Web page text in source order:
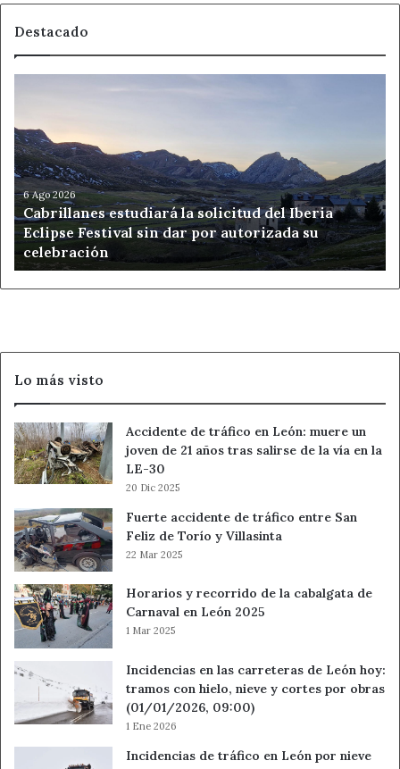
Destacado
solicitud
del
Iberia
Eclipse
Festival
sin
dar
por
autorizada
6 Ago 2026
Cabrillanes estudiará la solicitud del Iberia
Eclipse Festival sin dar por autorizada su
celebración
Lo más visto
Accidente de tráfico en León: muere un
joven de 21 años tras salirse de la vía en la
LE-30
20 Dic 2025
Fuerte accidente de tráfico entre San
Feliz de Torío y Villasinta
22 Mar 2025
Horarios y recorrido de la cabalgata de
Carnaval en León 2025
1 Mar 2025
Incidencias en las carreteras de León hoy:
tramos con hielo, nieve y cortes por obras
(01/01/2026, 09:00)
1 Ene 2026
Incidencias de tráfico en León por nieve